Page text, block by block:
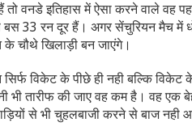
तो वनडे इतिहास में ऐसा करने वाले वह
बस 33 रन दूर हैं। अगर सेंचुरियन मैच में
के चौथे खिलाड़ी बन जाएंगे।
सिर्फ विकेट के पीछे ही नही बल्कि
भी तारीफ की जाए वह कम है। वह एक
से भी चुहलबाजी करने से बाज नही